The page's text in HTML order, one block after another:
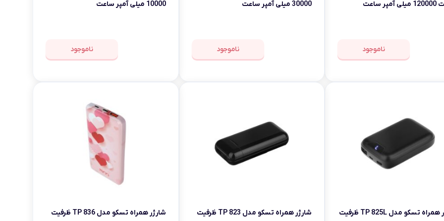
ساعت
ناموجود
30000 میلی آمپر ساعت
ناموجود
10000 میلی آمپر ساعت
ناموجود
شارژر همراه تسکو مدل TP 825L ظرفیت
شارژر همراه تسکو مدل TP 823 ظرفیت
شارژر همراه تسکو مدل TP 836 ظرفیت